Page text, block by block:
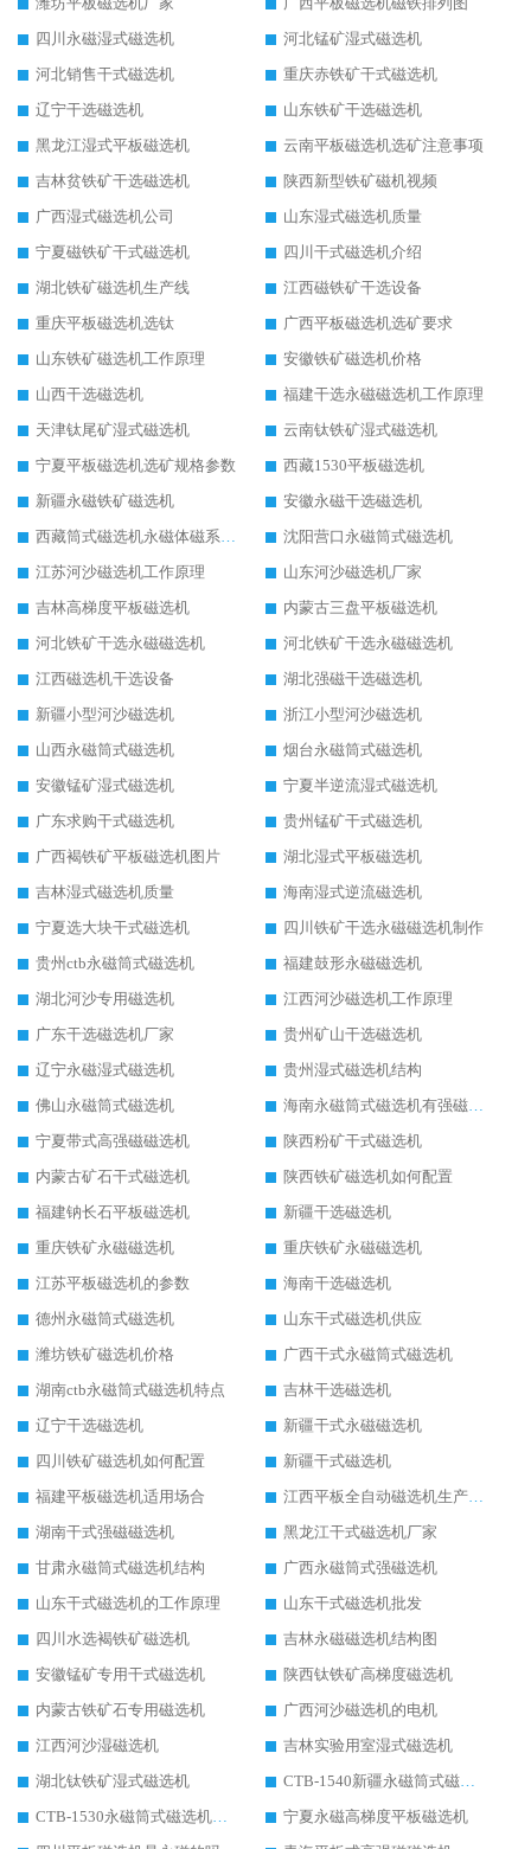
四川永磁湿式磁选机
河北锰矿湿式磁选机
河北销售干式磁选机
重庆赤铁矿干式磁选机
辽宁干选磁选机
山东铁矿干选磁选机
黑龙江湿式平板磁选机
云南平板磁选机选矿注意事项
吉林贫铁矿干选磁选机
陕西新型铁矿磁机视频
广西湿式磁选机公司
山东湿式磁选机质量
宁夏磁铁矿干式磁选机
四川干式磁选机介绍
湖北铁矿磁选机生产线
江西磁铁矿干选设备
重庆平板磁选机选钛
广西平板磁选机选矿要求
山东铁矿磁选机工作原理
安徽铁矿磁选机价格
山西干选磁选机
福建干选永磁磁选机工作原理
天津钛尾矿湿式磁选机
云南钛铁矿湿式磁选机
宁夏平板磁选机选矿规格参数
西藏1530平板磁选机
新疆永磁铁矿磁选机
安徽永磁干选磁选机
西藏筒式磁选机永磁体磁系设计
沈阳营口永磁筒式磁选机
江苏河沙磁选机工作原理
山东河沙磁选机厂家
吉林高梯度平板磁选机
内蒙古三盘平板磁选机
河北铁矿干选永磁磁选机
河北铁矿干选永磁磁选机
江西磁选机干选设备
湖北强磁干选磁选机
新疆小型河沙磁选机
浙江小型河沙磁选机
山西永磁筒式磁选机
烟台永磁筒式磁选机
安徽锰矿湿式磁选机
宁夏半逆流湿式磁选机
广东求购干式磁选机
贵州锰矿干式磁选机
广西褐铁矿平板磁选机图片
湖北湿式平板磁选机
吉林湿式磁选机质量
海南湿式逆流磁选机
宁夏选大块干式磁选机
四川铁矿干选永磁磁选机制作
贵州ctb永磁筒式磁选机
福建鼓形永磁磁选机
湖北河沙专用磁选机
江西河沙磁选机工作原理
广东干选磁选机厂家
贵州矿山干选磁选机
辽宁永磁湿式磁选机
贵州湿式磁选机结构
佛山永磁筒式磁选机
海南永磁筒式磁选机有强磁的吗
宁夏带式高强磁磁选机
陕西粉矿干式磁选机
内蒙古矿石干式磁选机
陕西铁矿磁选机如何配置
福建钠长石平板磁选机
新疆干选磁选机
重庆铁矿永磁磁选机
重庆铁矿永磁磁选机
江苏平板磁选机的参数
海南干选磁选机
德州永磁筒式磁选机
山东干式磁选机供应
潍坊铁矿磁选机价格
广西干式永磁筒式磁选机
湖南ctb永磁筒式磁选机特点
吉林干选磁选机
辽宁干选磁选机
新疆干式永磁磁选机
四川铁矿磁选机如何配置
新疆干式磁选机
福建平板磁选机适用场合
江西平板全自动磁选机生产厂家
湖南干式强磁磁选机
黑龙江干式磁选机厂家
甘肃永磁筒式磁选机结构
广西永磁筒式强磁选机
山东干式磁选机的工作原理
山东干式磁选机批发
四川水选褐铁矿磁选机
吉林永磁磁选机结构图
安徽锰矿专用干式磁选机
陕西钛铁矿高梯度磁选机
内蒙古铁矿石专用磁选机
广西河沙磁选机的电机
江西河沙湿磁选机
吉林实验用室湿式磁选机
湖北钛铁矿湿式磁选机
CTB-1540新疆永磁筒式磁选机
CTB-1530永磁筒式磁选机代理商
宁夏永磁高梯度平板磁选机